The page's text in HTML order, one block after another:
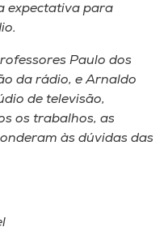
expectativa para
Paulo dos
da rádio, e Arnaldo
de televisão,
os trabalhos, as
às dúvidas das